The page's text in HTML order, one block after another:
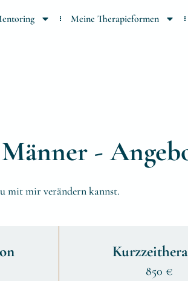
Meine Therapieformen
-
mit mir verändern kannst.
850 €